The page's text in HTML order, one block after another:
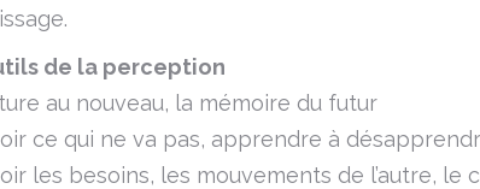
de la perception
au nouveau, la mémoire du futur
ce qui ne va pas, apprendre à
les besoins, les mouvements de l’autre,